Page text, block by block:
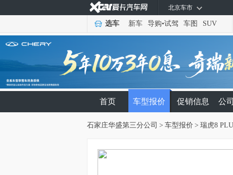
北京车市
选车 新车 导购•试驾 车图 SUV
首页 车型报价 促销信息 公
石家庄华盛第三分公司 > 车型报价 > 瑞虎8